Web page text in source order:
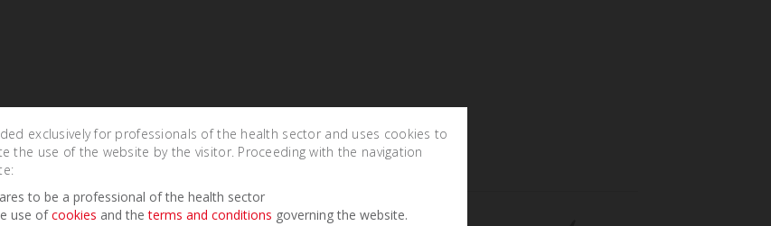
exclusively for professionals of the health sector and uses cookies to
the use of the website by the visitor. Proceeding with the navigation
to be a professional of the health sector
use ofcookies and theterms and conditions governing the website.